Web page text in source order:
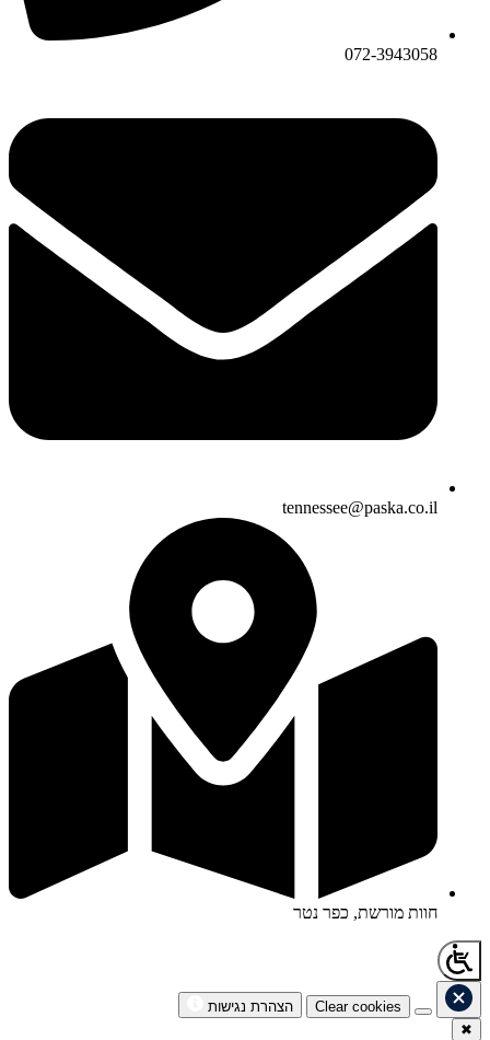
072-3943058
tennessee@paska.co.il
חוות מורשת, כפר נטר
Clear cookies
הצהרת נגישות
✖